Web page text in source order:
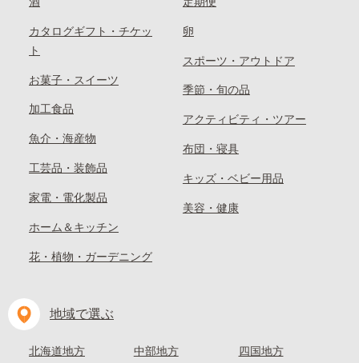
カタログギフト・チケッ
ト
お菓子・スイーツ
加工食品
魚介・海産物
工芸品・装飾品
家電・電化製品
ホーム＆キッチン
花・植物・ガーデニング
卵
スポーツ・アウトドア
季節・旬の品
アクティビティ・ツアー
布団・寝具
キッズ・ベビー用品
美容・健康
地域で選ぶ
北海道地方 中部地方 四国地方